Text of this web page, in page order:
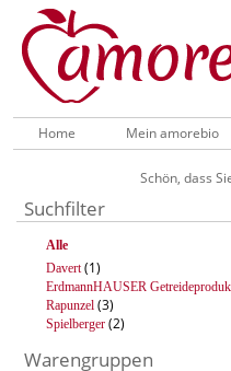
Home Mein amorebio
Schön, dass
Suchfilter
Alle
Davert(1)
ErdmannHAUSER
Rapunzel (3)
Spielberger (2)
Warengruppen